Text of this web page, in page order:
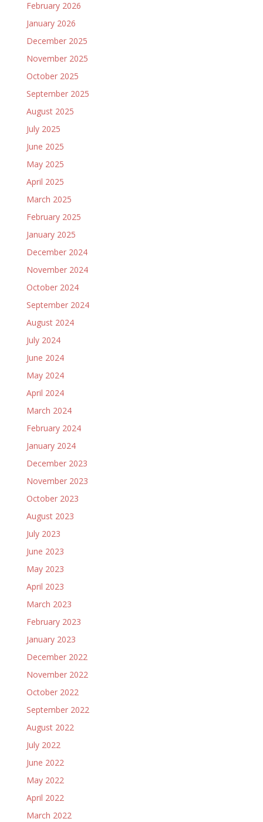
February 2026
January 2026
December 2025
November 2025
October 2025
September 2025
August 2025
July 2025
June 2025
May 2025
April 2025
March 2025
February 2025
January 2025
December 2024
November 2024
October 2024
September 2024
August 2024
July 2024
June 2024
May 2024
April 2024
March 2024
February 2024
January 2024
December 2023
November 2023
October 2023
August 2023
July 2023
June 2023
May 2023
April 2023
March 2023
February 2023
January 2023
December 2022
November 2022
October 2022
September 2022
August 2022
July 2022
June 2022
May 2022
April 2022
March 2022